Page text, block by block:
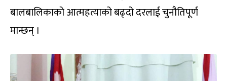
बालबालिकाको आत्महत्याको बढ्दो दरलाई चुनौतिपूर्ण
मान्छन् ।